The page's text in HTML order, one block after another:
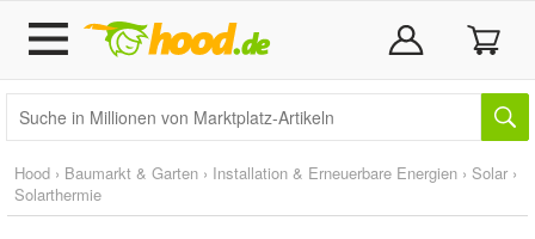
Hood › Baumarkt & Garten › Installation & Erneuerbare Energien › Solar ›
Solarthermie